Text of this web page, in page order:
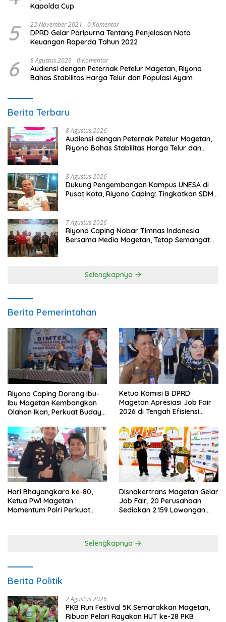
Kapolda Cup
5 22 November 2021 0 Komentar
DPRD Gelar Paripurna Tentang Penjelasan Nota
Keuangan Raperda Tahun 2022
6 8 Agustus 2026 0 Komentar
Audiensi dengan Peternak Petelur Magetan, Riyono
Bahas Stabilitas Harga Telur dan Populasi Ayam
Berita Terbaru
8 Agustus 2026
Audiensi dengan Peternak Petelur Magetan,
Riyono Bahas Stabilitas Harga Telur dan
8 Agustus 2026
Dukung Pengembangan Kampus UNESA di
Pusat Kota, Riyono Caping: Tingkatkan SDM
7 Agustus 2026
Riyono Caping Nobar Timnas Indonesia
Bersama Media Magetan, Tetap Semangat
Selengkapnya
Berita Pemerintahan
Riyono Caping Dorong Ibu-
Ibu Magetan Kembangkan
Olahan Ikan, Perkuat Budaya
Ketua Komisi B DPRD
Magetan Apresiasi Job Fair
2026 di Tengah Efisiensi
Hari Bhayangkara ke-80,
Ketua PWI Magetan :
Momentum Polri Perkuat
Disnakertrans Magetan Gelar
Job Fair, 20 Perusahaan
Sediakan 2.159 Lowongan
Selengkapnya
Berita Politik
2 Agustus 2026
PKB Run Festival 5K Semarakkan Magetan,
Ribuan Pelari Rayakan HUT ke-28 PKB